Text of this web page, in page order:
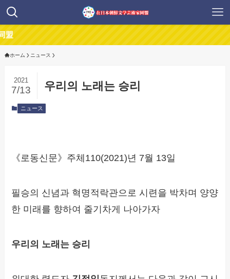
ホーム ニュース
우리의 노래는 승리
2021
7/13
ニュース
《로동신문》주체110(2021)년 7월 13일
필승의 신념과 혁명적락관으로 시련을 박차며 양양
한 미래를 향하여 줄기차게 나아가자
우리의 노래는 승리